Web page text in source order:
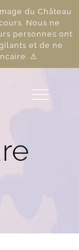
du Château
Nous ne
personnes ont
et de ne
⚠